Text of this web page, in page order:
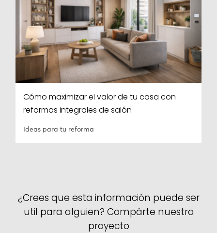
Cómo maximizar el valor de tu casa con
reformas integrales de salón
Ideas para tu reforma
¿Crees que esta información puede ser
util para alguien? Compárte nuestro
proyecto